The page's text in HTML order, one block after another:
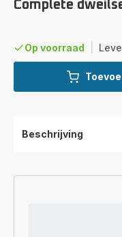
Complete
Op voorraad
Beschrijving